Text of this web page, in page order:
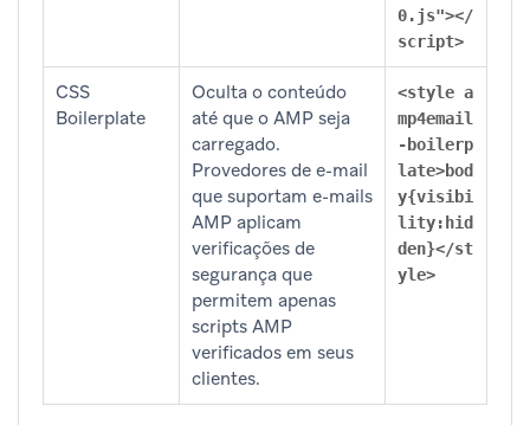
0.js"></
script>
CSS
Boilerplate
Oculta o conteúdo
até que o AMP seja
carregado.
Provedores de e-mail
que suportam e-mails
AMP aplicam
verificações de
segurança que
permitem apenas
scripts AMP
verificados em seus
clientes.
<style a
mp4email
-boilerp
late>bod
y{visibi
lity:hid
den}</st
yle>